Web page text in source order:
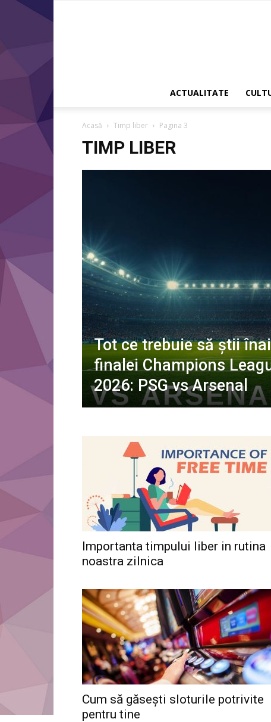
ACTUALITATE
Acasă Timp liber Pagina 3
TIMP LIBER
Tot ce trebuie să știi
finalei Champions
2026: PSG vs Arsenal
Importanta timpului liber in rutina
noastra zilnica
Cum să găsești sloturile potrivite
pentru tine